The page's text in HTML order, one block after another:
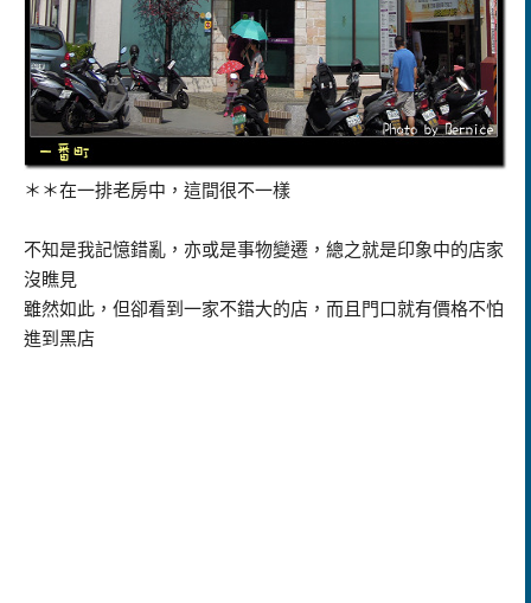
＊＊在一排老房中，這間很不一樣
不知是我記憶錯亂，亦或是事物變遷，總之就是印象中的店家
沒瞧見
雖然如此，但卻看到一家不錯大的店，而且門口就有價格不怕
進到黑店